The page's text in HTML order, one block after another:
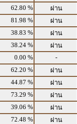
62.80 % ผ่าน
81.98 % ผ่าน
38.83 % ผ่าน
38.24 % ผ่าน
0.00 % -
62.20 % ผ่าน
44.87 % ผ่าน
73.29 % ผ่าน
39.06 % ผ่าน
72.48 % ผ่าน